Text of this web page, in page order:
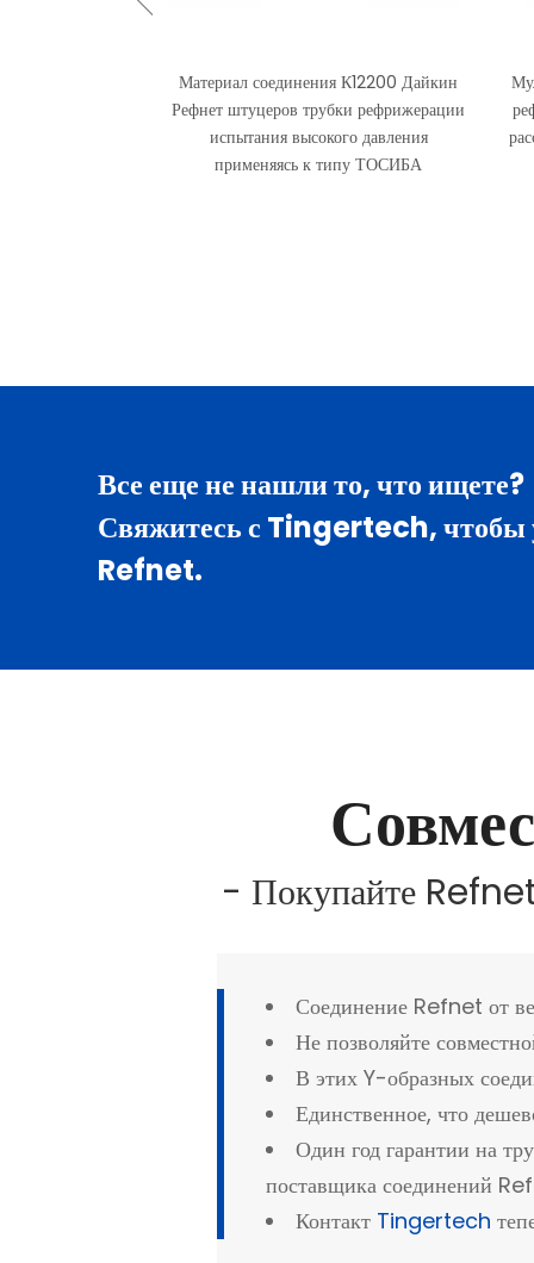
Материал соединения К12200 Дайкин
Рефнет штуцеров трубки рефрижерации
испытания высокого давления
применяясь к типу ТОСИБА
Все еще не нашли то, что ищете?
Свяжитесь с Tingertech, чтобы
Refnet.
- Покупайте
Соединение Refnet от
Не позволяйте
В этих Y-образных
Единственное, что
Один год гарантии на
поставщика соединений
Контакт Tingertech